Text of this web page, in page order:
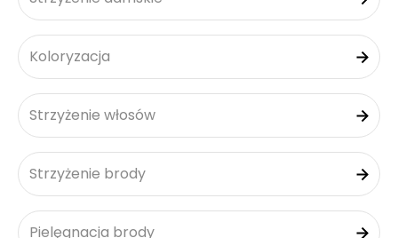
Koloryzacja
Strzyżenie włosów
Strzyżenie brody
Pielęgnacja brody